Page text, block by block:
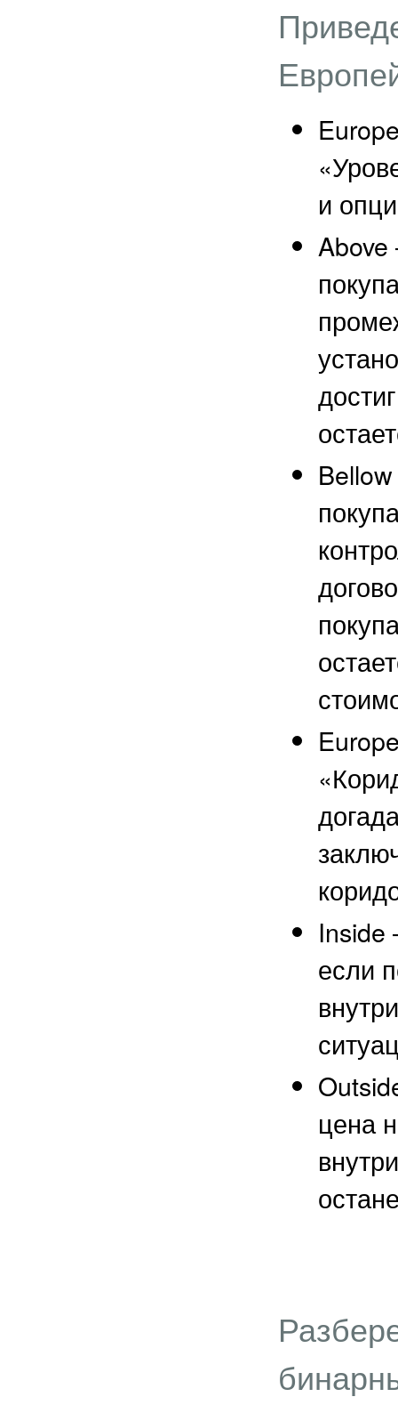
и
Inside
если
цена